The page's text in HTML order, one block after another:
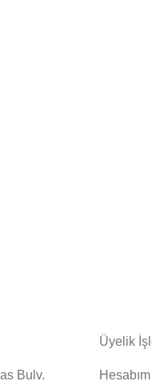
Bulv.
Üyelik
Hesabım